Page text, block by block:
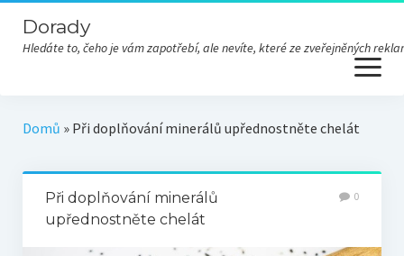
Dorady
Hledáte to, čeho je vám zapotřebí, ale nevíte, které ze zveřejněných
open
menu
Domů » Při doplňování minerálů upřednostněte chelát
Při doplňování minerálů
upřednostněte chelát
0